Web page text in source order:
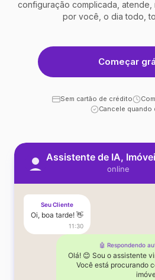
configuração complicada, atende,
por você, o dia todo,
Começar
Sem cartão de crédito
Cancele quando
Assistente de IA,
online
Seu Cliente
Oi, boa tarde! 👋
11:30
🤖 Respondendo
Olá! 😊 Sou o assistente
Você está procurando